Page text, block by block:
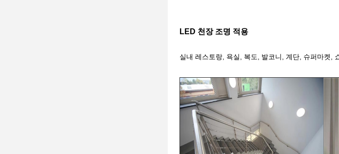
LED 천장 조명 적용
실내 레스토랑, 욕실, 복도, 발코니, 계단, 슈퍼마켓,